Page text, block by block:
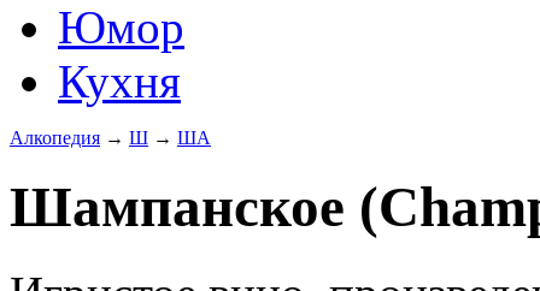
Юмор
Кухня
Алкопедия → Ш → ША
Шампанское